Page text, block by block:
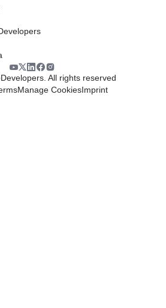
All rights reserved
Manage CookiesImprint